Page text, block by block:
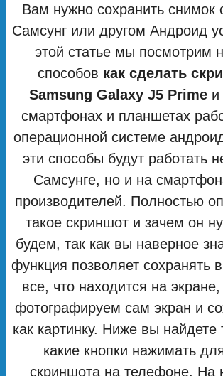
Вам нужно сохранить снимок
Самсунг или другом Андроид
этой статье мы посмотрим
способов как сделать
Samsung Galaxy J5 Prime и
смартфонах и планшетах
операционной системе
эти способы будут работать
Самсунге, но и на
производителей. Полностью
такое скриншот и зачем он
будем, так как вы наверное
функция позволяет сохранять
все, что находится на
фотографируем сам экран и
как картинку. Ниже вы найдете
какие кнопки нажимать
скриншота на телефоне. На